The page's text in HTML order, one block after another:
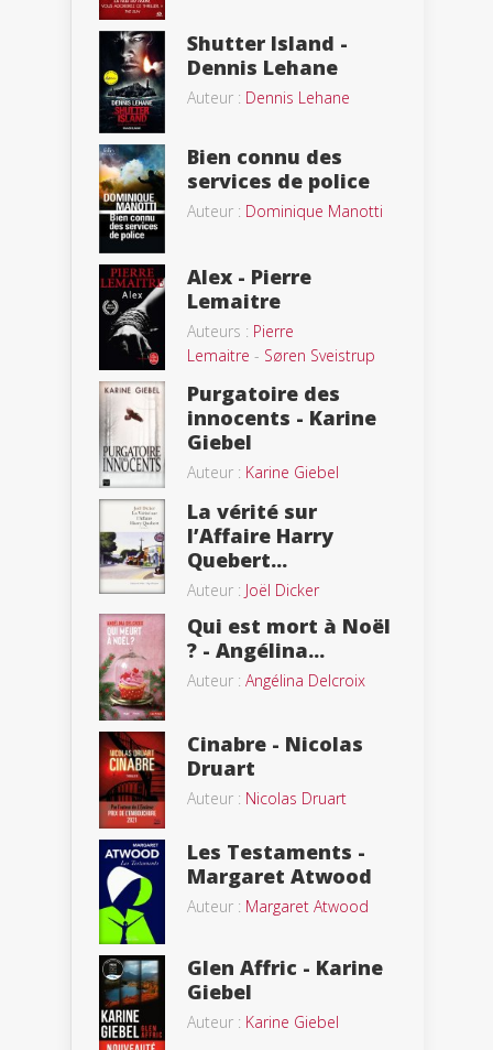
Shutter Island -
Dennis Lehane
Auteur : Dennis Lehane
Bien connu des
services de police
Auteur : Dominique Manotti
Alex - Pierre
Lemaitre
Auteurs : Pierre
Lemaitre - Søren Sveistrup
Purgatoire des
innocents - Karine
Giebel
Auteur : Karine Giebel
La vérité sur
l’Affaire Harry
Quebert...
Auteur : Joël Dicker
Qui est mort à Noël
? - Angélina...
Auteur : Angélina Delcroix
Cinabre - Nicolas
Druart
Auteur : Nicolas Druart
Les Testaments -
Margaret Atwood
Auteur : Margaret Atwood
Glen Affric - Karine
Giebel
Auteur : Karine Giebel